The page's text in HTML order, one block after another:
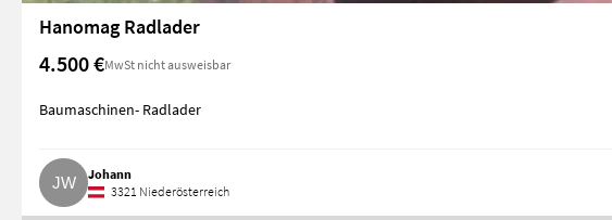
Hanomag Radlader
4.500 €MwSt nicht ausweisbar
Baumaschinen- Radlader
Johann
3321 Niederösterreich